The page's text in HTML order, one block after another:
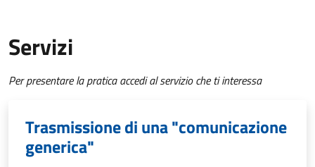
Servizi
Per presentare la pratica accedi al servizio che ti interessa
Trasmissione di una "comunicazione
generica"